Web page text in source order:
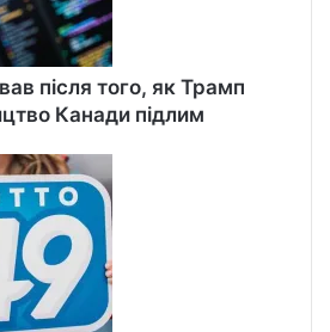
після того, як Трамп
Канади підлим